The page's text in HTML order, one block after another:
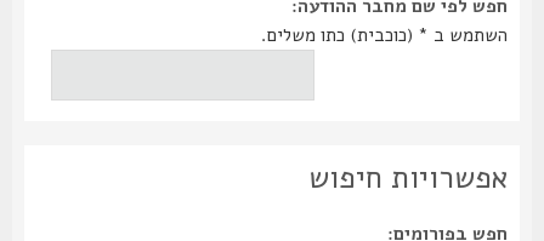
חפש לפי שם מחבר ההודעה:
השתמש ב * (כוכבית) כתו משלים.
אפשרויות חיפוש
חפש בפורומים: